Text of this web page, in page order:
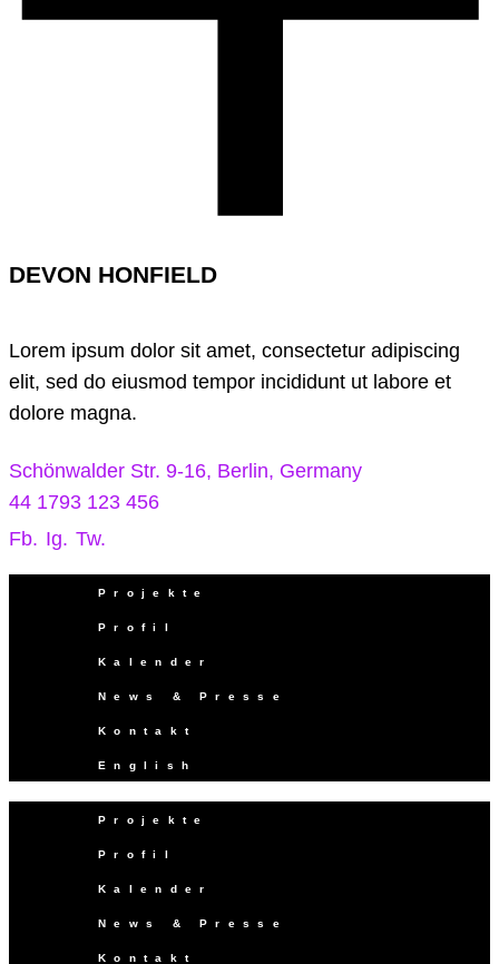
DEVON HONFIELD
Lorem ipsum dolor sit amet, consectetur adipiscing
elit, sed do eiusmod tempor incididunt ut labore et
dolore magna.
Schönwalder Str. 9-16, Berlin, Germany
44 1793 123 456
Fb. Ig. Tw.
Projekte
Profil
Kalender
News & Presse
Kontakt
English
Projekte
Profil
Kalender
News & Presse
Kontakt